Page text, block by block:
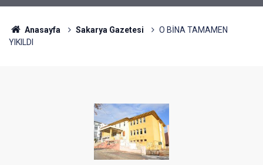
Anasayfa Sakarya Gazetesi
O BİNA TAMAMEN
YIKILDI